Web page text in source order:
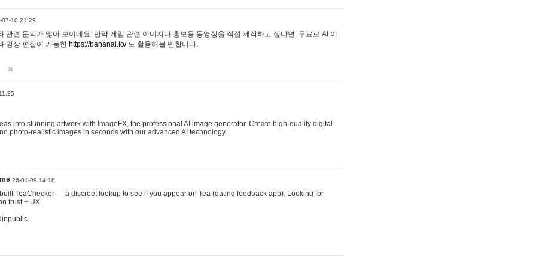
07-10 21:29
관련 문의가 많아 보이네요. 만약 게임 관련 이미지나 홍보용 동영상을 직접 제작하고 싶다면, 무료로 AI 이
영상 편집이 가능한 https://bananai.io/도 활용해볼 만합니다.
into stunning artwork with ImageFX, the professional AI image generator. Create high-quality digital
photo-realistic images in seconds with our advanced AI technology.
26-01-09 14:18
TeaChecker — a discreet lookup to see if you appear on Tea (dating feedback app). Looking for
trust + UX.